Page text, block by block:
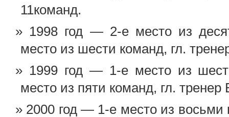
11команд.
1998 год — 2-е место из
место из шести команд, гл.
1999 год — 1-е место из
место из пяти команд, гл.
2000 год — 1-е место из